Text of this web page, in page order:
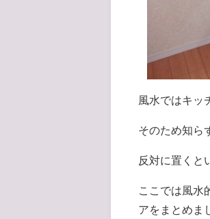
風水ではキッ
そのため知ら
反対に置くと
ここでは風水
アをまとめま